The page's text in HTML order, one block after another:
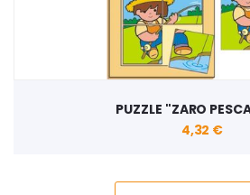
PUZZLE "ZARO
4,32 €